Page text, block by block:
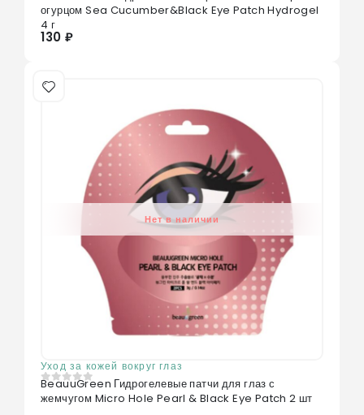
огурцом Sea Cucumber&Black Eye Patch Hydrogel
4 г
130 ₽
Нет в наличии
Уход за кожей вокруг глаз
0из 5
BeauuGreen Гидрогелевые патчи для глаз с
жемчугом Micro Hole Pearl & Black Eye Patch 2 шт